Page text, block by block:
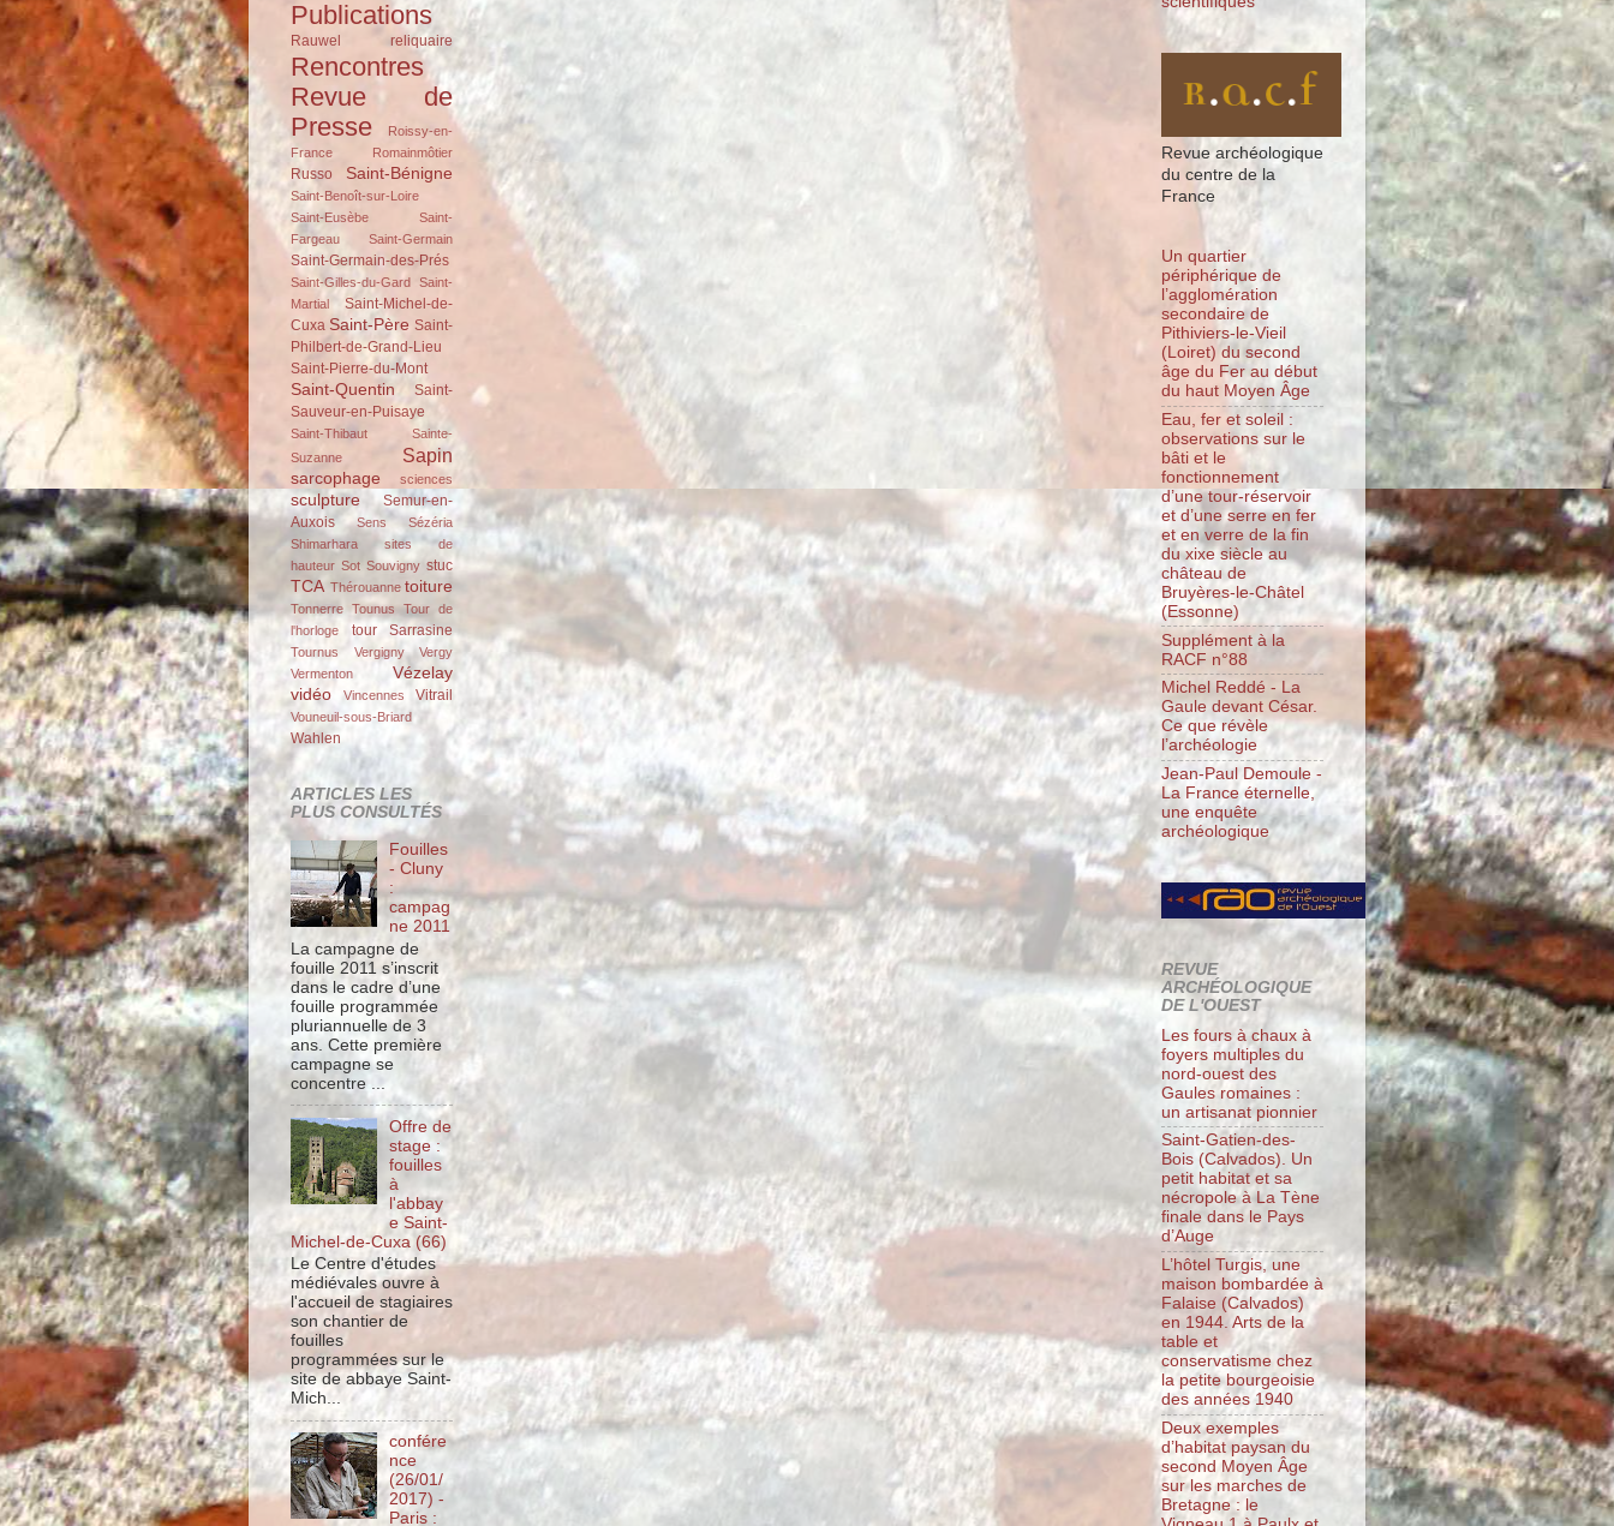
Publications
Rauwel reliquaire
Rencontres
Revue de
Presse
Roissy-en-
France
Romainmôtier
Russo Saint-Bénigne
Saint-Benoît-sur-Loire
Saint-Eusèbe
Saint-
Fargeau
Saint-Germain
Saint-Germain-des-Prés
Saint-Gilles-du-Gard Saint-
Martial
Saint-Michel-de-
Cuxa Saint-Père Saint-
Philbert-de-Grand-Lieu
Saint-Pierre-du-Mont
Saint-Quentin
Saint-
Sauveur-en-Puisaye
Saint-Thibaut
Sainte-
Suzanne
Sapin
sarcophage sciences
sculpture
Semur-en-
Auxois
Sens
Sézéria
Shimarhara
sites de
hauteur Sot Souvigny stuc
TCA Thérouanne toiture
Tonnerre Tounus Tour de
l'horloge
tour Sarrasine
Tournus Vergigny
Vergy
Vermenton
Vézelay
vidéo
Vincennes Vitrail
Vouneuil-sous-Briard
Wahlen
ARTICLES LES
PLUS CONSULTÉS
Fouilles
- Cluny
:
campag
ne 2011
La campagne de
fouille 2011 s’inscrit
dans le cadre d’une
fouille programmée
pluriannuelle de 3
ans. Cette première
campagne se
concentre ...
Offre de
stage :
fouilles
à
l'abbay
e Saint-
Michel-de-Cuxa (66)
Le Centre d'études
médiévales ouvre à
l'accueil de stagiaires
son chantier de
fouilles
programmées sur le
site de abbaye Saint-
Mich...
confére
nce
(26/01/
2017) -
Paris :
Revue archéologique
du centre de la
France
Un quartier
périphérique de
l’agglomération
secondaire de
Pithiviers-le-Vieil
(Loiret) du second
âge du Fer au début
du haut Moyen Âge
Eau, fer et soleil :
observations sur le
bâti et le
fonctionnement
d’une tour-réservoir
et d’une serre en fer
et en verre de la fin
du xixe siècle au
château de
Bruyères-le-Châtel
(Essonne)
Supplément à la
RACF n°88
Michel Reddé - La
Gaule devant César.
Ce que révèle
l’archéologie
Jean-Paul Demoule -
La France éternelle,
une enquête
archéologique
REVUE
ARCHÉOLOGIQUE
DE L'OUEST
Les fours à chaux à
foyers multiples du
nord-ouest des
Gaules romaines :
un artisanat pionnier
Saint-Gatien-des-
Bois (Calvados). Un
petit habitat et sa
nécropole à La Tène
finale dans le Pays
d’Auge
L’hôtel Turgis, une
maison bombardée à
Falaise (Calvados)
en 1944. Arts de la
table et
conservatisme chez
la petite bourgeoisie
des années 1940
Deux exemples
d’habitat paysan du
second Moyen Âge
sur les marches de
Bretagne : le